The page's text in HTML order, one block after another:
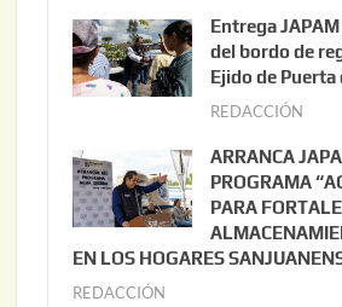
o
s
t
3
,
2
0
Entrega
del bordo de
Ejido de Puerta
REDACCIÓN
i
o
2
ARRANCA
PROGRAMA
PARA
EN LOS HOGARES
REDACCIÓN